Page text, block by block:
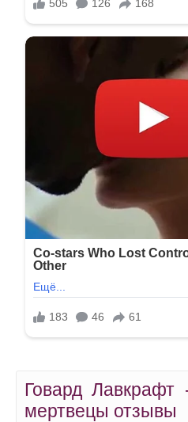
Говард
мертвецы отзывы